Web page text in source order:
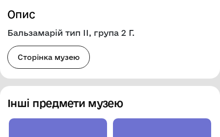
Опис
Бальзамарій тип ІІ, група 2 Г.
Сторінка музею
Інші предмети музею